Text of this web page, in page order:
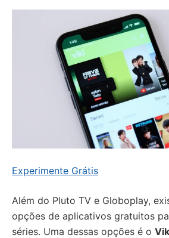
Experimente Grátis
Além do Pluto TV e Globoplay,
opções de aplicativos gratuitos
séries. Uma dessas opções é o